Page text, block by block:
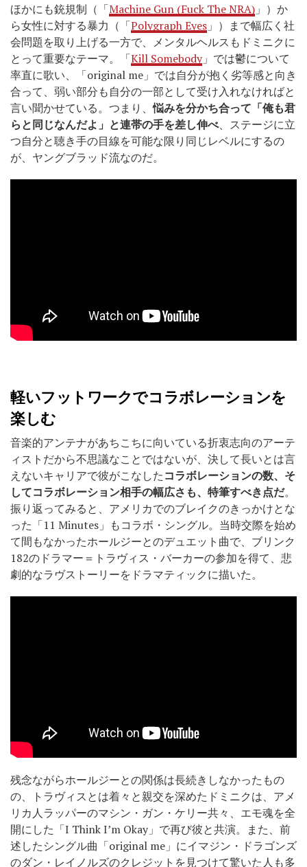
ほかにも銃規制（「Machine Gun (Fuck The NRA) 」）か
ら女性に対する暴力（「Polygraph Eyes 」）まで幅広く社
会問題を取り上げる一方で、メンタルヘルスもドミニクに
とって重要なテーマ。「Kill Somebody」では鬱について
率直に歌い、「original me」では自分が抱く劣等感と向き
合って、弱い部分も自分の一部として受け入れなければと
言い聞かせている。つまり、悩みを分かち合って「俺も君
らと同じなんだよ」と連帯の手を差し伸べ、ステージに立
つ自分と聴き手の目線を可能な限り同じレベルにするの
が、ヤングブラッド流なのだ。
軽いフットワークでコラボレーションを
楽しむ
音楽的アンテナがあちこちに向いている折衷志向のアーテ
ィストだから不思議なことではないが、決して長いとは言
えないキャリアで彼がこなしたコラボレーションの数、そ
してコラボレーション相手の幅広さも、特筆すべき点だ。
振り返ってみると、アメリカでのブレイクのきっかけとな
った「11 Minutes」もコラボ・シングル。当時交際を始め
て間もなかったホールジーとのデュエット曲で、ブリンク
182のドラマー＝トラヴィス・バーカーの参加を得て、悲
劇的なラヴストーリーをドラマティックに描いた。
残念ながらホールジーとの関係は長続きしなかったもの
の、トラヴィスとは着々と親交を深めたドミニクは、アメ
リカ人ラッパーのマシン・ガン・ケリー共々、エモ魂を全
開にした「I Think I’m Okay」で再び彼と共演。また、前
述したシングル曲「original me」にイマジン・ドラゴンズ
のダン・レイノルズのクレジットを見つけて驚いた人も多